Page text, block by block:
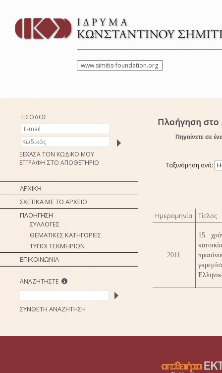
www.simitis-foundation.org
ΕΙΣΟΔΟΣ
ΞΕΧΑΣΑ ΤΟΝ ΚΩΔΙΚΟ ΜΟΥ
ΕΓΓΡΑΦΗ ΣΤΟ ΑΠΟΘΕΤΗΡΙΟ
ΑΡΧΙΚΗ
ΣΧΕΤΙΚΑ ΜΕ ΤΟ ΑΡΧΕΙΟ
ΠΛΟΗΓΗΣΗ
ΣΥΛΛΟΓΕΣ
ΘΕΜΑΤΙΚΕΣ ΚΑΤΗΓΟΡΙΕΣ
ΤΥΠΟΙ ΤΕΚΜΗΡΙΩΝ
ΕΠΙΚΟΙΝΩΝΙΑ
ΑΝΑΖΗΤΗΣΤΕ
ΣΥΝΘΕΤΗ ΑΝΑΖΗΤΗΣΗ
Πλοήγηση
Πηγαίνετε σε
Ταξινόμηση ανά:
Ημερομηνία Τίτλος
2011
15